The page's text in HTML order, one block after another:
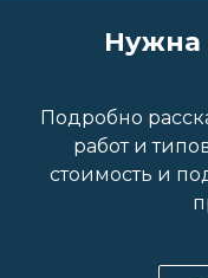
Нужна
Подробно
работ и
стоимость и